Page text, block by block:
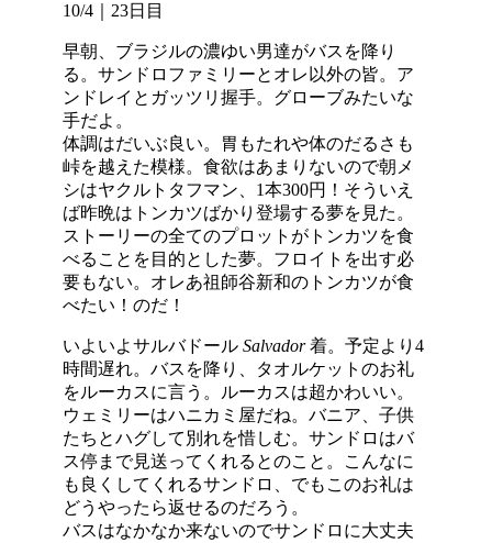
10/4｜23日目
早朝、ブラジルの濃ゆい男達がバスを降り
る。サンドロファミリーとオレ以外の皆。ア
ンドレイとガッツリ握手。グローブみたいな
手だよ。
体調はだいぶ良い。胃もたれや体のだるさも
峠を越えた模様。食欲はあまりないので朝メ
シはヤクルトタフマン、1本300円！そういえ
ば昨晩はトンカツばかり登場する夢を見た。
ストーリーの全てのプロットがトンカツを食
べることを目的とした夢。フロイトを出す必
要もない。オレあ祖師谷新和のトンカツが食
べたい！のだ！
いよいよサルバドール Salvador着。予定より4
時間遅れ。バスを降り、タオルケットのお礼
をルーカスに言う。ルーカスは超かわいい。
ウェミリーはハニカミ屋だね。バニア、子供
たちとハグして別れを惜しむ。サンドロはバ
ス停まで見送ってくれるとのこと。こんなに
も良くしてくれるサンドロ、でもこのお礼は
どうやったら返せるのだろう。
バスはなかなか来ないのでサンドロに大丈夫